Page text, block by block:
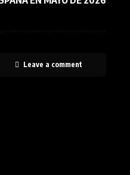
Leave a comment